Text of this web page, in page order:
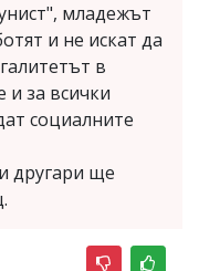
младежът
и не искат да
в
и за всички
социалните
другари ще